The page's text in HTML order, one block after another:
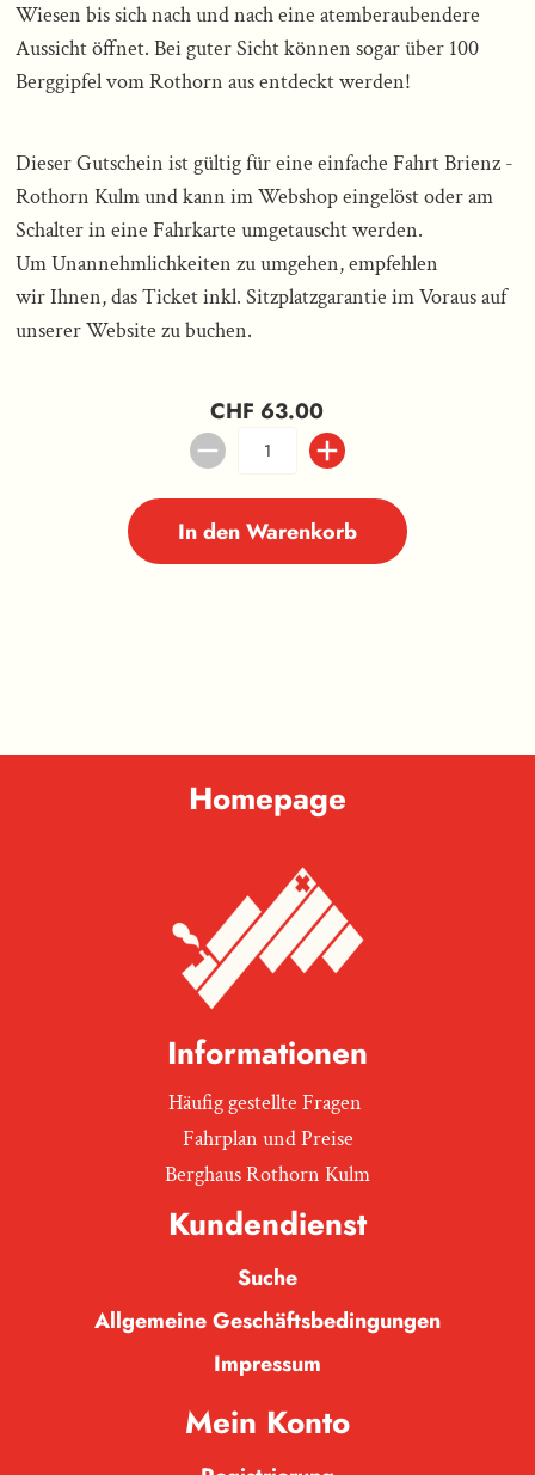
Wiesen bis sich nach und nach eine atemberaubendere
Aussicht öffnet. Bei guter Sicht können sogar über 100
Berggipfel vom Rothorn aus entdeckt werden!
Dieser Gutschein ist gültig für eine einfache Fahrt Brienz -
Rothorn Kulm und kann im Webshop eingelöst oder am
Schalter in eine Fahrkarte umgetauscht werden.
Um Unannehmlichkeiten zu umgehen, empfehlen
wir Ihnen, das Ticket inkl. Sitzplatzgarantie im Voraus auf
unserer Website zu buchen.
CHF 63.00
In den Warenkorb
Homepage
Informationen
Häufig gestellte Fragen
Fahrplan und Preise
Berghaus Rothorn Kulm
Kundendienst
Suche
Allgemeine Geschäftsbedingungen
Impressum
Mein Konto